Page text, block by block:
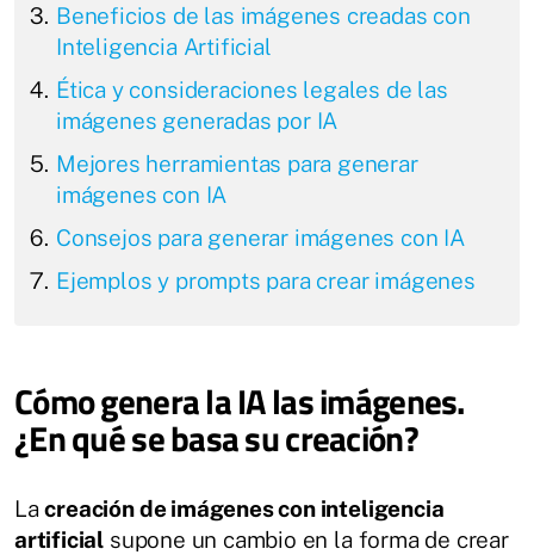
Beneficios de las imágenes creadas con
Inteligencia Artificial
Ética y consideraciones legales de las
imágenes generadas por IA
Mejores herramientas para generar
imágenes con IA
Consejos para generar imágenes con IA
Ejemplos y prompts para crear imágenes
Cómo genera la IA las imágenes.
¿En qué se basa su creación?
Lacreación de imágenes con inteligencia
artificial supone un cambio en la forma de crear